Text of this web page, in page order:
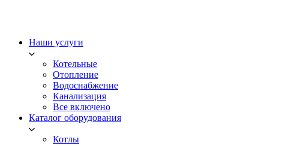
Наши услуги
Котельные
Отопление
Водоснабжение
Канализация
Все включено
Каталог оборудования
Котлы